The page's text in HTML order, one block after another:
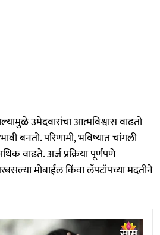
उमेदवारांचा आत्मविश्वास वाढतो
बनतो. परिणामी, भविष्यात चांगली
वाढते. अर्ज प्रक्रिया पूर्णपणे
मोबाईल किंवा लॅपटॉपच्या मदतीने